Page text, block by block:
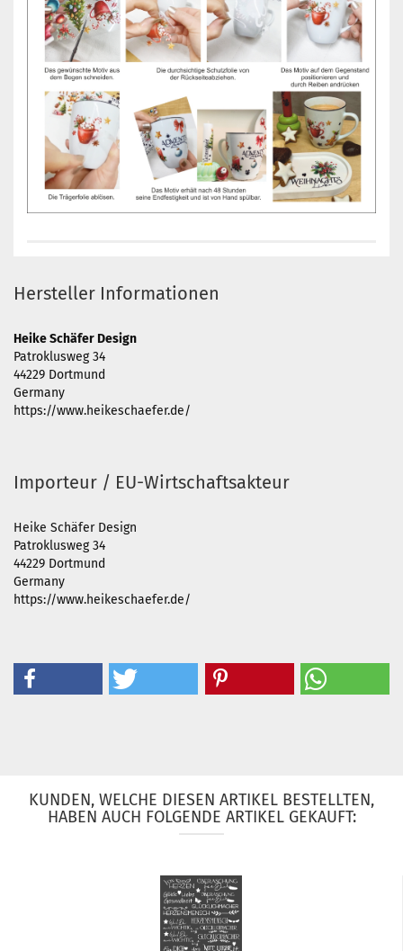
Hersteller Informationen
Heike Schäfer Design
Patroklusweg 34
44229 Dortmund
Germany
https://www.heikeschaefer.de/
Importeur / EU-Wirtschaftsakteur
Heike Schäfer Design
Patroklusweg 34
44229 Dortmund
Germany
https://www.heikeschaefer.de/
KUNDEN, WELCHE DIESEN ARTIKEL BESTELLTEN,
HABEN AUCH FOLGENDE ARTIKEL GEKAUFT: